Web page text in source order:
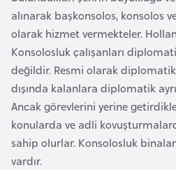
alınarak başkonsolos, konsolos
olarak hizmet vermekteler.
Konsolosluk çalışanları
değildir. Resmi olarak
dışında kalanlara diplomatik
Ancak görevlerini yerine
konularda ve adli
sahip olurlar. Konsolosluk
vardır.
a
h
r
e
y
n
B
a